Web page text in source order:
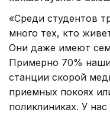
«Среди студентов
много тех, кто
Они даже имеют
Примерно 70%
станции скорой
приемных покоях
поликлиниках. У